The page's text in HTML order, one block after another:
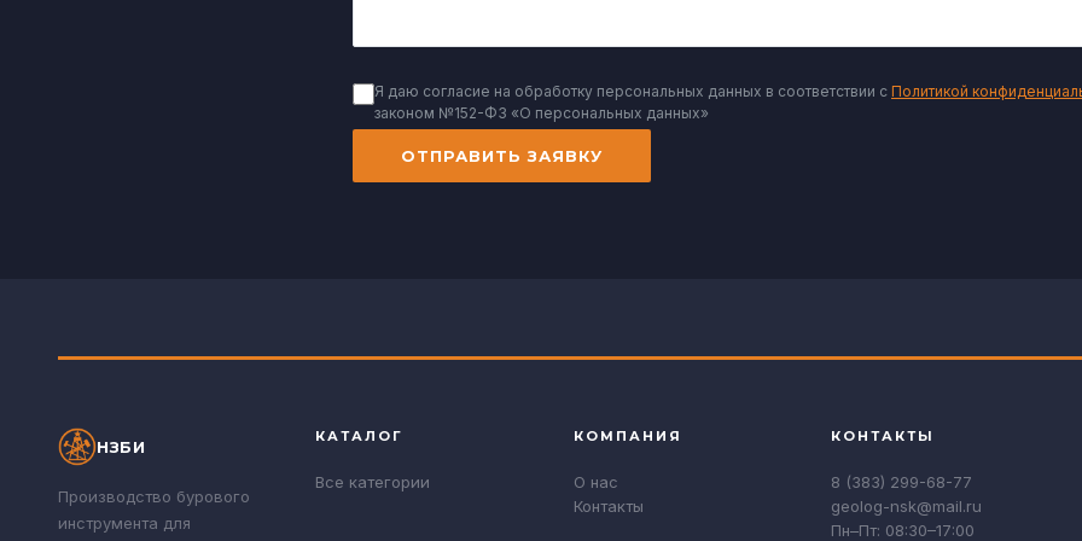
Я даю согласие на обработку персональных данных в соответствии с Политикой
законом №152-ФЗ «О персональных данных»
ОТПРАВИТЬ ЗАЯВКУ
НЗБИ
Производство бурового
инструмента для
КАТАЛОГ
Все категории
КОМПАНИЯ
О нас
Контакты
КОНТАКТЫ
8 (383) 299-68-77
geolog-nsk@mail.ru
Пн–Пт: 08:30–17:00